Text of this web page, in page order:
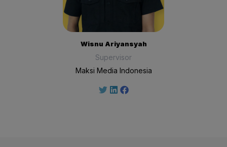
Wisnu Ariyansyah
Supervisor
Maksi Media Indonesia